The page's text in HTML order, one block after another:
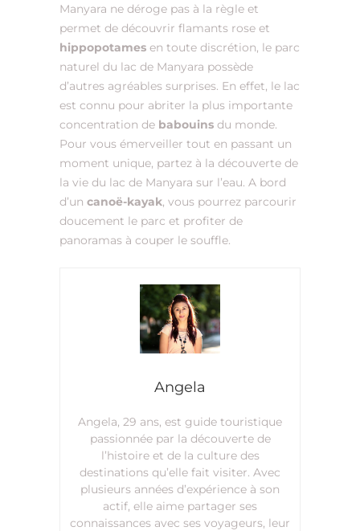
Manyara ne déroge pas à la règle et
permet de découvrir flamants rose et
hippopotames en toute discrétion, le parc
naturel du lac de Manyara possède
d’autres agréables surprises. En effet, le lac
est connu pour abriter la plus importante
concentration de babouins du monde.
Pour vous émerveiller tout en passant un
moment unique, partez à la découverte de
la vie du lac de Manyara sur l’eau. A bord
d’un canoë-kayak, vous pourrez parcourir
doucement le parc et profiter de
panoramas à couper le souffle.
Angela
Angela, 29 ans, est guide touristique
passionnée par la découverte de
l’histoire et de la culture des
destinations qu’elle fait visiter. Avec
plusieurs années d’expérience à son
actif, elle aime partager ses
connaissances avec ses voyageurs, leur